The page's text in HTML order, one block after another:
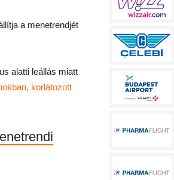
a menetrendjét
alatti leállás miatt
korlátozott